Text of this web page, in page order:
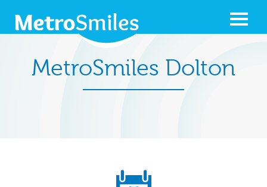
MetroSmiles Dolton